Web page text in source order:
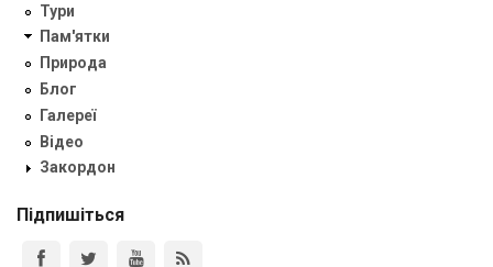
Тури
Пам'ятки
Природа
Блог
Галереї
Відео
Закордон
Підпишіться